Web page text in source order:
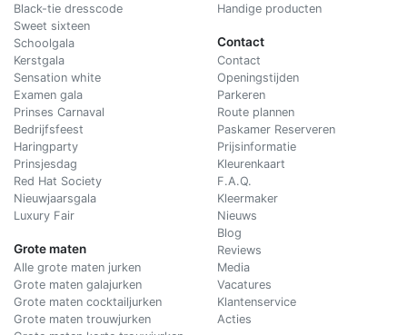
Black-tie dresscode
Sweet sixteen
Schoolgala
Kerstgala
Sensation white
Examen gala
Prinses Carnaval
Bedrijfsfeest
Haringparty
Prinsjesdag
Red Hat Society
Nieuwjaarsgala
Luxury Fair
Grote maten
Alle grote maten jurken
Grote maten galajurken
Grote maten cocktailjurken
Grote maten trouwjurken
Handige producten
Contact
Contact
Openingstijden
Parkeren
Route plannen
Paskamer Reserveren
Prijsinformatie
Kleurenkaart
F.A.Q.
Kleermaker
Nieuws
Blog
Reviews
Media
Vacatures
Klantenservice
Acties